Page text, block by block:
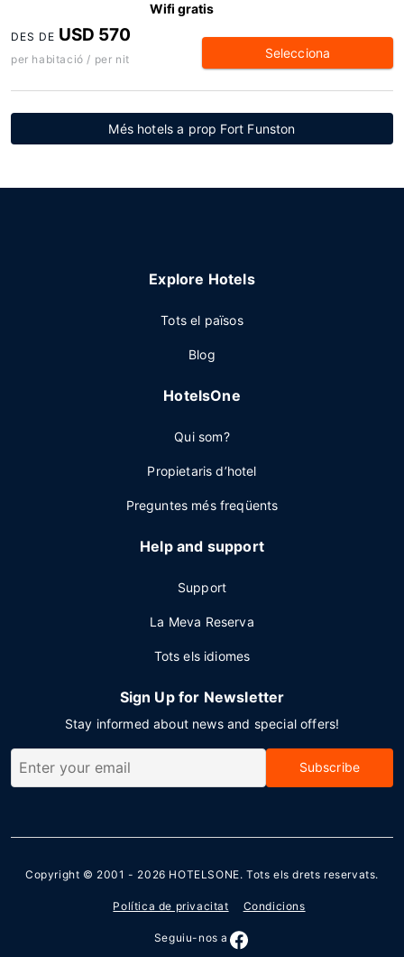
Wifi gratis
DES DE USD 570
per habitació / per nit Selecciona
Més hotels a prop Fort Funston
Explore Hotels
Tots el països
Blog
HotelsOne
Qui som?
Propietaris d’hotel
Preguntes més freqüents
Help and support
Support
La Meva Reserva
Tots els idiomes
Sign Up for Newsletter
Stay informed about news and special offers!
Subscribe
Copyright © 2001 - 2026 HOTELSONE. Tots els drets reservats.
Política de privacitat Condicions
Seguiu-nos a